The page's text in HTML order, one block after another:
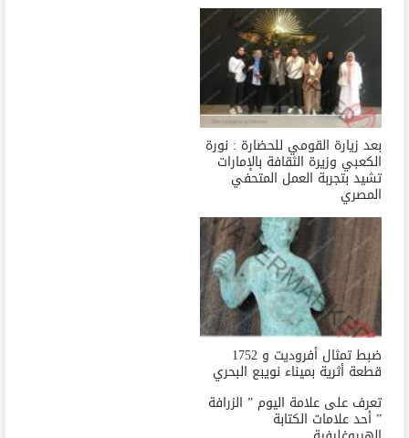
بعد زيارة القومي للحضارة : نورة
الكعبي وزيرة الثقافة بالإمارات
تشيد بتجربة العمل المتحفي
المصري
ضبط تمثال أفروديت و 1752
قطعة أثرية بميناء نويبع البحري
تعرف على علامة اليوم ” الزرافة
” أحد علامات الكتابة